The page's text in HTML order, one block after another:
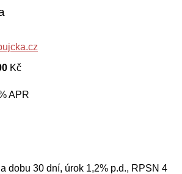
Kč
APR
dobu 30 dní, úrok 1,2% p.d., RPSN 4